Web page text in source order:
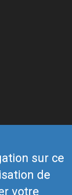
sur ce
de
votre